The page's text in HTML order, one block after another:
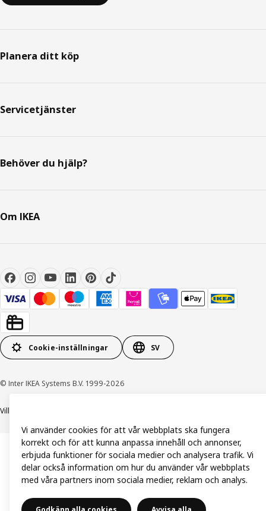
Planera ditt köp
Servicetjänster
Behöver du hjälp?
Om IKEA
Cookie-inställningar SV
© Inter IKEA Systems B.V. 1999-2026
Villkor
Vi använder cookies för att vår webbplats ska fungera
korrekt och för att kunna anpassa innehåll och annonser,
erbjuda funktioner för sociala medier och analysera trafik. Vi
delar också information om hur du använder vår webbplats
med våra partners inom sociala medier, reklam och analys.